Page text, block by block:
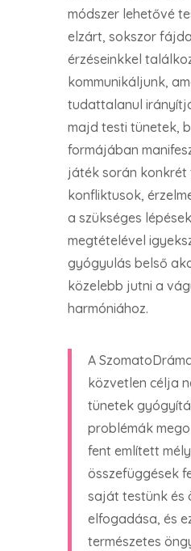
módszer lehetővé
elzárt, sokszor
érzéseinkkel
kommunikáljunk,
tudattalanul
majd testi tünetek,
formájában
játék során konkrét
konfliktusok,
a szükséges
megtételével
gyógyulás belső
közelebb jutni a
harmóniához.
A
közvetlen célja
tünetek
problémák
fent említett
összefüggések
saját testünk és
elfogadása, és
természetes